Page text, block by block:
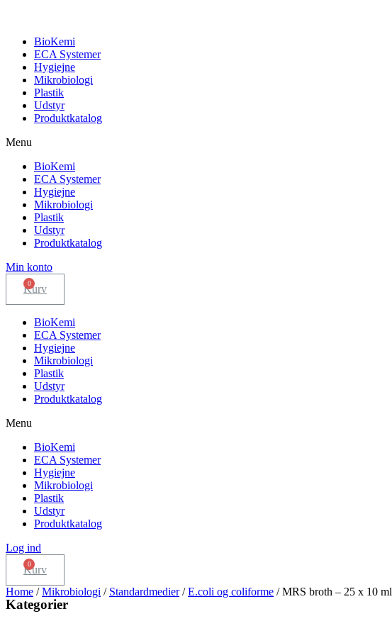
BioKemi
ECA Systemer
Hygiejne
Mikrobiologi
Plastik
Udstyr
Produktkatalog
Menu
BioKemi
ECA Systemer
Hygiejne
Mikrobiologi
Plastik
Udstyr
Produktkatalog
Min konto
Kurv
BioKemi
ECA Systemer
Hygiejne
Mikrobiologi
Plastik
Udstyr
Produktkatalog
Menu
BioKemi
ECA Systemer
Hygiejne
Mikrobiologi
Plastik
Udstyr
Produktkatalog
Log ind
Kurv
Home /Mikrobiologi / Standardmedier/E.coli og coliforme / MRS broth – 25 x 10 ml
Kategorier